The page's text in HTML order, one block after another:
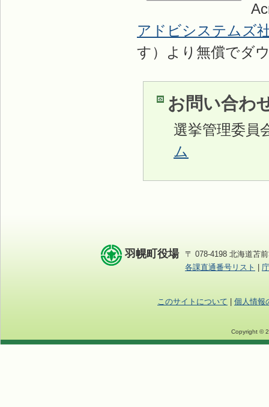
アドビシステムズ
す）より無償でダ
お問い合わ
選挙管理委員
ム
羽幌町役場
〒 078-4198 北海道苫
各課直通番号リスト
このサイトについて 個人情報
Copyright ©